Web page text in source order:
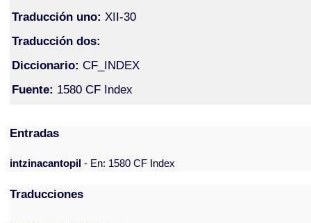
Traducción uno: XII-30
Traducción dos:
Diccionario: CF_INDEX
Fuente: 1580 CF Index
Entradas
intzinacantopil- En: 1580 CF Index
Traducciones